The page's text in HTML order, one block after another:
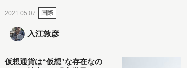
2021.05.07 国際
入江敦彦
仮想通貨は“仮想”な存在なの